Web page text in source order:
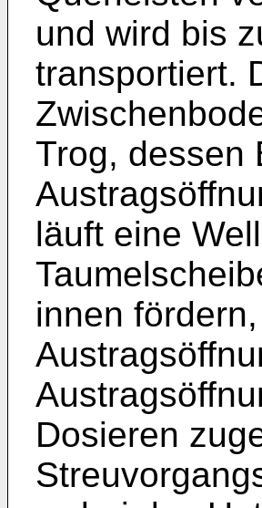
und wird bis
transportiert.
Trog, dessen
läuft eine
innen
Dosieren